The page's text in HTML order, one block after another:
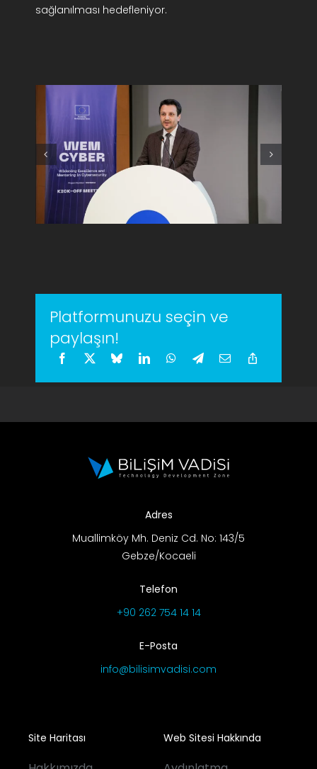
sağlanılması hedefleniyor.
Platformunuzu seçin ve
paylaşın!
Adres
Muallimköy Mh. Deniz Cd. No: 143/5
Gebze/Kocaeli
Telefon
+90 262 754 14 14
E-Posta
info@bilisimvadisi.com
Site Haritası Web Sitesi Hakkında